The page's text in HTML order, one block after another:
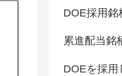
DOE採用
累進配当銘
DOEを採用